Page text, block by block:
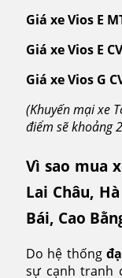
Giá xe Vios E
Giá xe Vios E
Giá xe Vios G
(Khuyến mại xe
điểm sẽ khoảng
Vì sao mua
Lai Châu,
Bái, Cao
Do hệ thống
sự cạnh tranh